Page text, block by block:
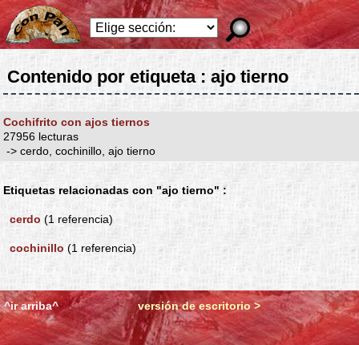
Contenido por etiqueta : ajo tierno
Cochifrito con ajos tiernos
27956 lecturas
-> cerdo, cochinillo, ajo tierno
Etiquetas relacionadas con "ajo tierno" :
cerdo (1 referencia)
cochinillo (1 referencia)
^ir arriba^ versión de escritorio >